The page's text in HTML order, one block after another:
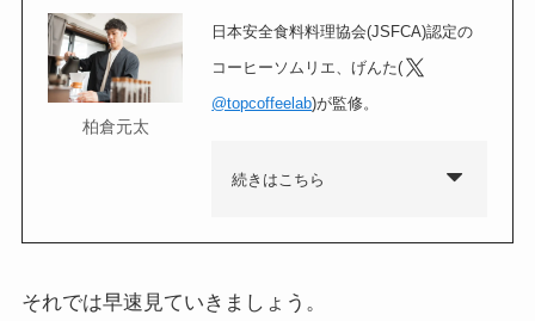
柏倉元太
日本安全食料料理協会(JSFCA)認定の
コーヒーソムリエ、げんた(
@topcoffeelab)が監修。
続きはこちら
それでは早速見ていきましょう。